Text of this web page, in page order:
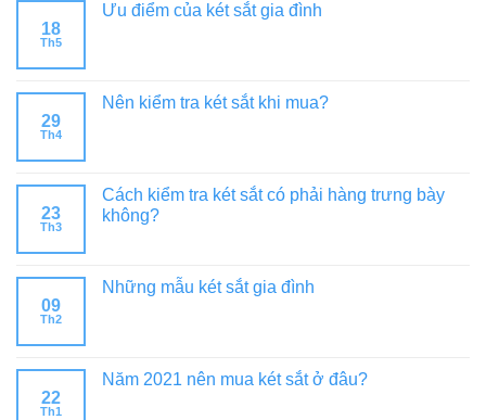
18
Th5
Ưu điểm của két sắt gia đình
29
Th4
Nên kiểm tra két sắt khi mua?
23
Th3
Cách kiểm tra két sắt có phải hàng trưng bày
không?
09
Th2
Những mẫu két sắt gia đình
22
Th1
Năm 2021 nên mua két sắt ở đâu?